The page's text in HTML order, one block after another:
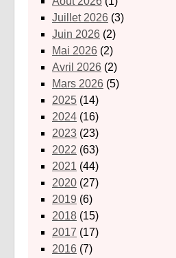
juillet 2026 (3)
juin 2026 (2)
mai 2026 (2)
avril 2026 (2)
mars 2026 (5)
2025 (14)
2024 (16)
2023 (23)
2022 (63)
2021 (44)
2020 (27)
2019 (6)
2018 (15)
2017 (17)
2016 (7)